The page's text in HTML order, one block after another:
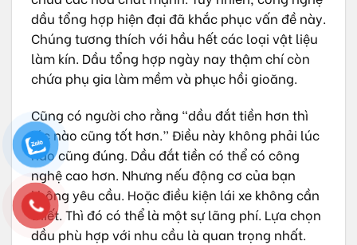
dầu tổng hợp hiện đại đã khắc phục vấn đề này.
Chúng tương thích với hầu hết các loại vật liệu
làm kín. Dầu tổng hợp ngày nay thậm chí còn
chứa phụ gia làm mềm và phục hồi gioăng.
Cũng có người cho rằng “dầu đắt tiền hơn thì
lúc nào cũng tốt hơn.” Điều này không phải lúc
nào cũng đúng. Dầu đắt tiền có thể có công
nghệ cao hơn. Nhưng nếu động cơ của bạn
không yêu cầu. Hoặc điều kiện lái xe không cần
thiết. Thì đó có thể là một sự lãng phí. Lựa chọn
dầu phù hợp với nhu cầu là quan trọng nhất.